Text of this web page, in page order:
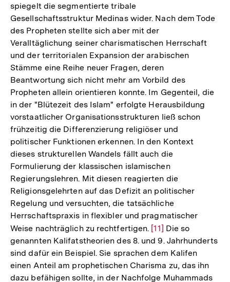
spiegelt die segmentierte tribale
Gesellschaftsstruktur Medinas wider. Nach dem Tode
des Propheten stellte sich aber mit der
Veralltäglichung seiner charismatischen Herrschaft
und der territorialen Expansion der arabischen
Stämme eine Reihe neuer Fragen, deren
Beantwortung sich nicht mehr am Vorbild des
Propheten allein orientieren konnte. Im Gegenteil, die
in der "Blütezeit des Islam" erfolgte Herausbildung
vorstaatlicher Organisationsstrukturen ließ schon
frühzeitig die Differenzierung religiöser und
politischer Funktionen erkennen. In den Kontext
dieses strukturellen Wandels fällt auch die
Formulierung der klassischen islamischen
Regierungslehren. Mit diesen reagierten die
Religionsgelehrten auf das Defizit an politischer
Regelung und versuchten, die tatsächliche
Herrschaftspraxis in flexibler und pragmatischer
Weise nachträglich zu rechtfertigen. Zur
Auflösung
der
Fußnote
[11] Die so
genannten Kalifatstheorien des 8. und 9. Jahrhunderts
sind dafür ein Beispiel. Sie sprachen dem Kalifen
einen Anteil am prophetischen Charisma zu, das ihn
dazu befähigen sollte, in der Nachfolge Muhammads